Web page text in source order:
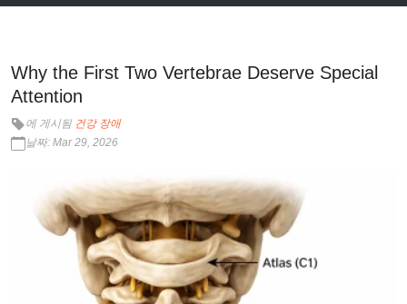
Why the First Two Vertebrae Deserve Special
Attention
에 게시됨 건강 장애
날짜: Mar 29, 2026